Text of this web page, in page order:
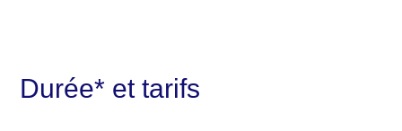
Durée* et tarifs